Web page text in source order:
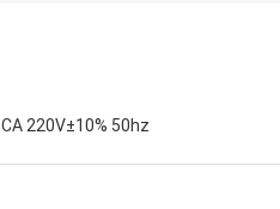
CA 220V±10% 50hz